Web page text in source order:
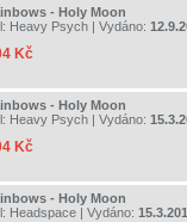
- Holy Moon
Heavy Psych | Vydáno:
Kč
- Holy Moon
Heavy Psych | Vydáno:
Kč
- Holy Moon
Headspace | Vydáno: